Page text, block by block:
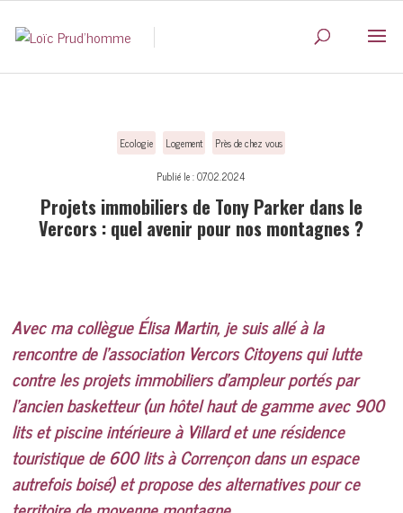
Ecologie Logement Près de chez vous
Publié le : 07.02.2024
Projets immobiliers de Tony Parker dans le
Vercors : quel avenir pour nos montagnes ?
Avec ma collègue Élisa Martin, je suis allé à la
rencontre de l’association Vercors Citoyens qui lutte
contre les projets immobiliers d’ampleur portés par
l’ancien basketteur (un hôtel haut de gamme avec 900
lits et piscine intérieure à Villard et une résidence
touristique de 600 lits à Corrençon dans un espace
autrefois boisé) et propose des alternatives pour ce